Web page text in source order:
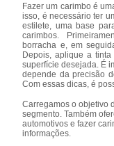
Fazer um carimbo é
isso, é necessário ter
estilete, uma base
carimbos.
borracha e, em
Depois, aplique a
superfície desejada. É
depende da precisão
Com essas dicas, é
Carregamos o objetivo
segmento. Também
automotivos e fazer
informações.